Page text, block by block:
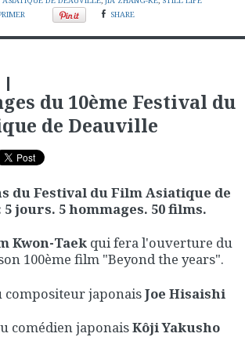
SHARE
du 10ème Festival du
de Deauville
du Festival du Film Asiatique de
jours. 5 hommages. 50 films.
Kwon-Taekqui fera l'ouverture du
100ème film "Beyond the years".
compositeur japonaisJoe Hisaishi
comédien japonaisKôji Yakusho